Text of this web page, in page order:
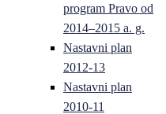
program Pravo od
2014–2015 a. g.
Nastavni plan
2012-13
Nastavni plan
2010-11